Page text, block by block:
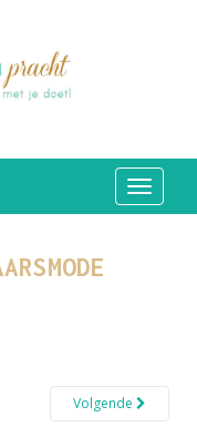
Volgende